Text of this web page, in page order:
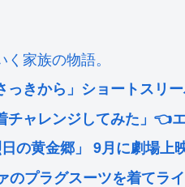
家族の物語。
っきから」ショートスリ
チャレンジしてみた」👈
の黄金郷」 9月に劇場上
のプラグスーツを着てラ